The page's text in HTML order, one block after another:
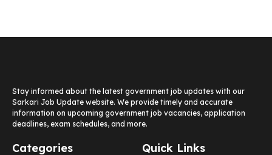
Stay informed about the latest government job updates with our
Sarkari Job Update website. We provide timely and accurate
information on upcoming government job vacancies, application
deadlines, exam schedules, and more.
Categories Quick Links